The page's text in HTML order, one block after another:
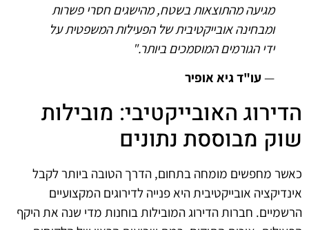
מגיעה מהתוצאות בשטח, מהישגים חסרי פשרות
ומבחינה אובייקטיבית של הפעילות המשפטית על
ידי הגורמים המוסמכים ביותר."
—עו"ד גיא אופיר
הדירוג האובייקטיבי: מובילות
שוק מבוססת נתונים
כאשר מחפשים מומחה בתחום, הדרך הטובה ביותר לקבל
אינדיקציה אובייקטיבית היא פנייה לדירוגים המקצועיים
הרשמיים. חברות הדירוג המובילות בוחנות מדי שנה את היקף